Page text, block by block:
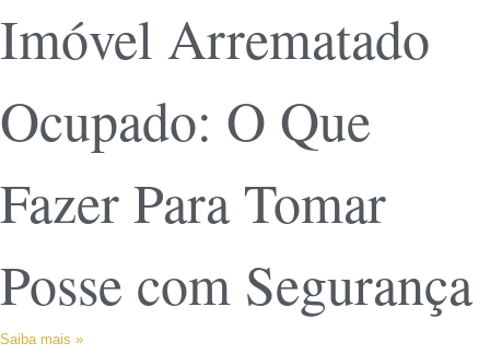
Imóvel Arrematado
Ocupado: O Que
Fazer Para Tomar
Posse com Segurança
Saiba mais »